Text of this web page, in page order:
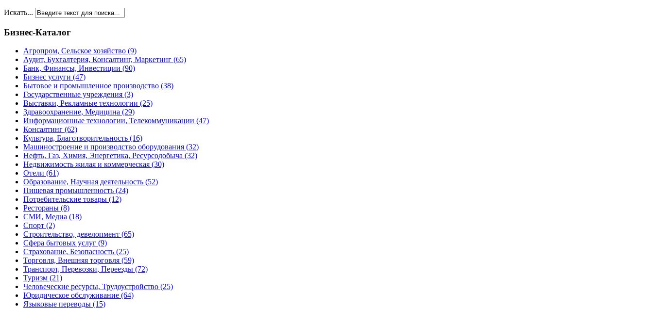
Искать...
Бизнес-Каталог
Агропром, Сельское хозяйство (9)
Аудит, Бухгалтерия, Консалтинг, Маркетинг (65)
Банк, Финансы, Инвестиции (90)
Бизнес услуги (47)
Бытовое и промышленное производство (38)
Государственные учреждения (3)
Выставки, Рекламные технологии (25)
Здравоохранение, Медицина (29)
Информационные технологии, Телекоммуникации (47)
Консалтинг (62)
Культура, Благотворительность (16)
Машиностроение и производство оборудования (32)
Нефть, Газ, Химия, Энергетика, Ресурсодобыча (32)
Недвижимость жилая и коммерческая (30)
Отели (61)
Образование, Научная деятельность (52)
Пишевая промышленность (24)
Потребительские товары (12)
Рестораны (8)
СМИ, Медиа (18)
Спорт (2)
Строительство, девелопмент (65)
Сфера бытовых услуг (9)
Страхование, Безопасность (25)
Торговля, Внешняя торговля (59)
Транспорт, Перевозки, Переезды (72)
Туризм (21)
Человеческие ресурсы, Трудоустройство (25)
Юридическое обслуживание (64)
Языковые переводы (15)